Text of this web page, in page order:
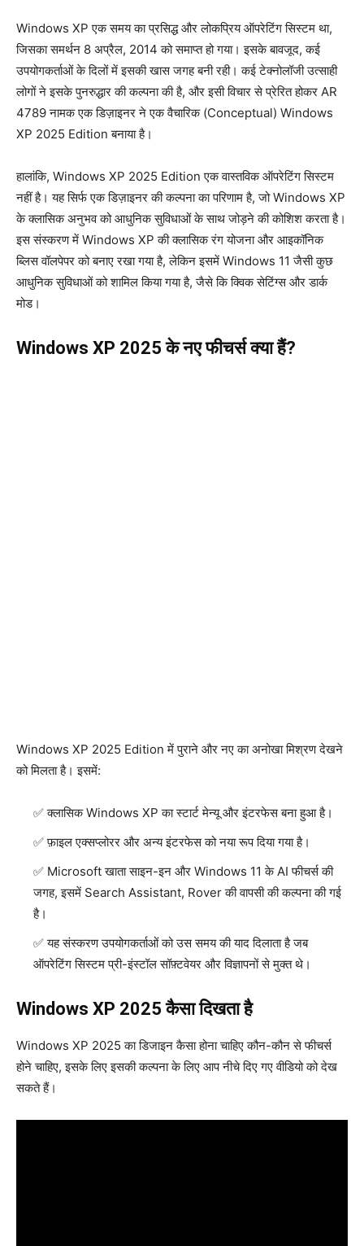
Windows XP एक समय का प्रसिद्ध और लोकप्रिय ऑपरेटिंग सिस्टम था,
जिसका समर्थन 8 अप्रैल, 2014 को समाप्त हो गया। इसके बावजूद, कई
उपयोगकर्ताओं के दिलों में इसकी खास जगह बनी रही। कई टेक्नोलॉजी उत्साही
लोगों ने इसके पुनरुद्धार की कल्पना की है, और इसी विचार से प्रेरित होकर AR
4789 नामक एक डिज़ाइनर ने एक वैचारिक (Conceptual) Windows
XP 2025 Edition बनाया है।
हालांकि, Windows XP 2025 Edition एक वास्तविक ऑपरेटिंग सिस्टम
नहीं है। यह सिर्फ एक डिज़ाइनर की कल्पना का परिणाम है, जो Windows XP
के क्लासिक अनुभव को आधुनिक सुविधाओं के साथ जोड़ने की कोशिश करता है।
इस संस्करण में Windows XP की क्लासिक रंग योजना और आइकॉनिक
ब्लिस वॉलपेपर को बनाए रखा गया है, लेकिन इसमें Windows 11 जैसी कुछ
आधुनिक सुविधाओं को शामिल किया गया है, जैसे कि क्विक सेटिंग्स और डार्क
मोड।
Windows XP 2025 के नए फीचर्स क्या हैं?
Windows XP 2025 Edition में पुराने और नए का अनोखा मिश्रण देखने
को मिलता है। इसमें:
क्लासिक Windows XP का स्टार्ट मेन्यू और इंटरफेस बना हुआ है।
फ़ाइल एक्सप्लोरर और अन्य इंटरफेस को नया रूप दिया गया है।
Microsoft खाता साइन-इन और Windows 11 के AI फीचर्स की
जगह, इसमें Search Assistant, Rover की वापसी की कल्पना की गई
है।
यह संस्करण उपयोगकर्ताओं को उस समय की याद दिलाता है जब
ऑपरेटिंग सिस्टम प्री-इंस्टॉल सॉफ़्टवेयर और विज्ञापनों से मुक्त थे।
Windows XP 2025 कैसा दिखता है
Windows XP 2025 का डिजाइन कैसा होना चाहिए कौन-कौन से फीचर्स
होने चाहिए, इसके लिए इसकी कल्पना के लिए आप नीचे दिए गए वीडियो को देख
सकते हैं।